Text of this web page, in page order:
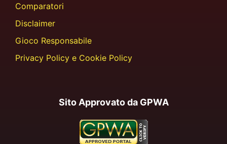
Comparatori
Disclaimer
Gioco Responsabile
Privacy Policy e Cookie Policy
Sito Approvato da GPWA